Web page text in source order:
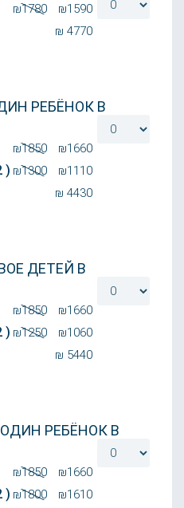
₪1780 ₪1590
₪ 4770
РЕБЁНОК В
₪1850 ₪1660
) ₪1300 ₪1110
₪ 4430
ДЕТЕЙ В
₪1850 ₪1660
) ₪1250 ₪1060
₪ 5440
РЕБЁНОК В
₪1850 ₪1660
) ₪1800 ₪1610